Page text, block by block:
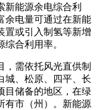
新能源余电综合利
余电量可通过在新能
置或引入制氢等新增
合利用率。
，需依托风光直供制
城、松原、四平、长
目储备的地区，在绿
有市（州）。新能源